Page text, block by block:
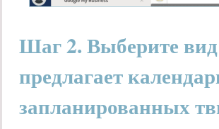
Шаг 2. Выберите
предлагает
запланированных